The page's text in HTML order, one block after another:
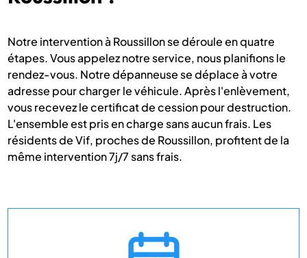
Notre intervention à Roussillon se déroule en quatre
étapes. Vous appelez notre service, nous planifions le
rendez-vous. Notre dépanneuse se déplace à votre
adresse pour charger le véhicule. Après l'enlèvement,
vous recevez le certificat de cession pour destruction.
L'ensemble est pris en charge sans aucun frais. Les
résidents de Vif, proches de Roussillon, profitent de la
même intervention 7j/7 sans frais.